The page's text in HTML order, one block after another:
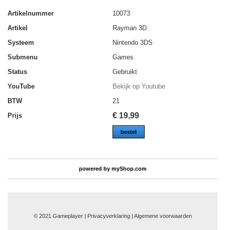
Artikelnummer
10073
Artikel
Rayman 3D
Systeem
Nintendo 3DS
Submenu
Games
Status
Gebruikt
YouTube
Bekijk op Youtube
BTW
21
Prijs
€ 19,99
bestel
powered by myShop.com
© 2021 Gameplayer | Privacyverklaring | Algemene voorwaarden